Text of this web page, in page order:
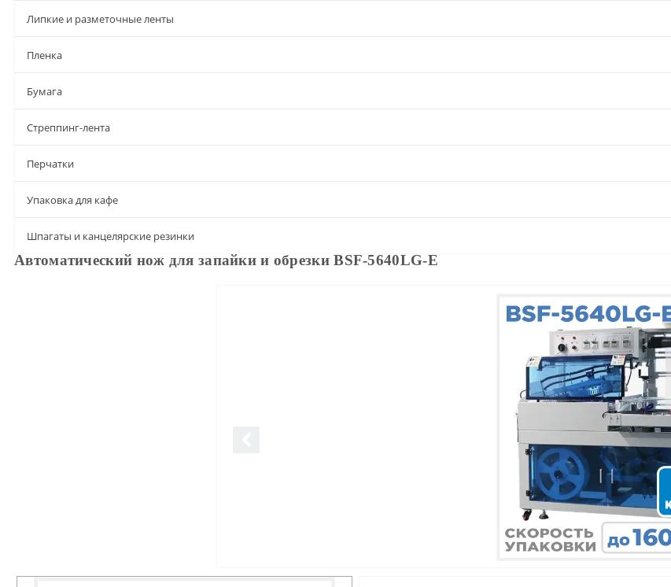
Липкие и разметочные ленты
Пленка
Бумага
Стреппинг-лента
Перчатки
Упаковка для кафе
Шпагаты и канцелярские резинки
Автоматический нож для запайки и обрезки BSF-5640LG-E